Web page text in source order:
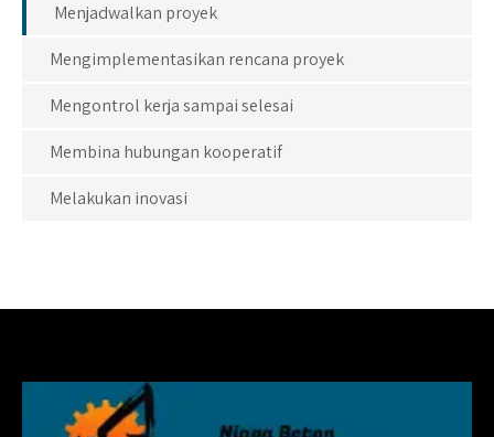
Menjadwalkan proyek
Mengimplementasikan rencana proyek
Mengontrol kerja sampai selesai
Membina hubungan kooperatif
Melakukan inovasi